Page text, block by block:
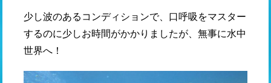
少し波のあるコンディションで、口呼吸をマスター
するのに少しお時間がかかりましたが、無事に水中
世界へ！